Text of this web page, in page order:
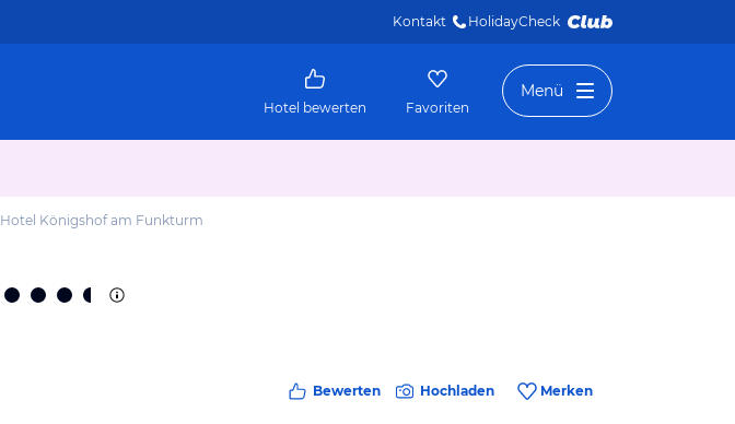
Kontakt HolidayCheck
Hotel bewerten Favoriten
Menü
Hotel Königshof am Funkturm
Bewerten Hochladen Merken